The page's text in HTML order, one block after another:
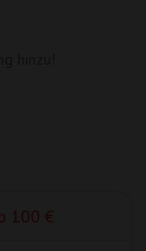
100 €